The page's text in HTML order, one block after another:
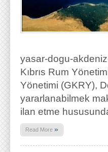
yasar-dogu-
Kıbrıs Rum
Yönetimi (GKRY),
yararlanabilmek
ilan etme
Read More »